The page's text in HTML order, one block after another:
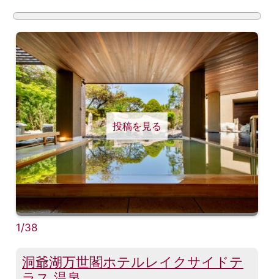
投稿を見る
1/38
洞爺湖万世閣ホテルレイクサイドテ